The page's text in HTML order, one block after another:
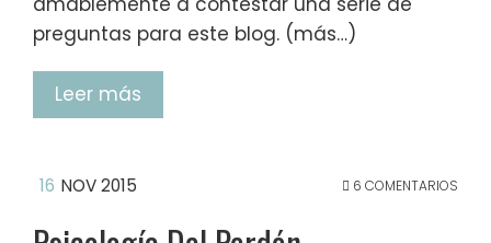
preguntas para este blog. (más…)
Leer más
16 NOV 2015 6 COMENTARIOS